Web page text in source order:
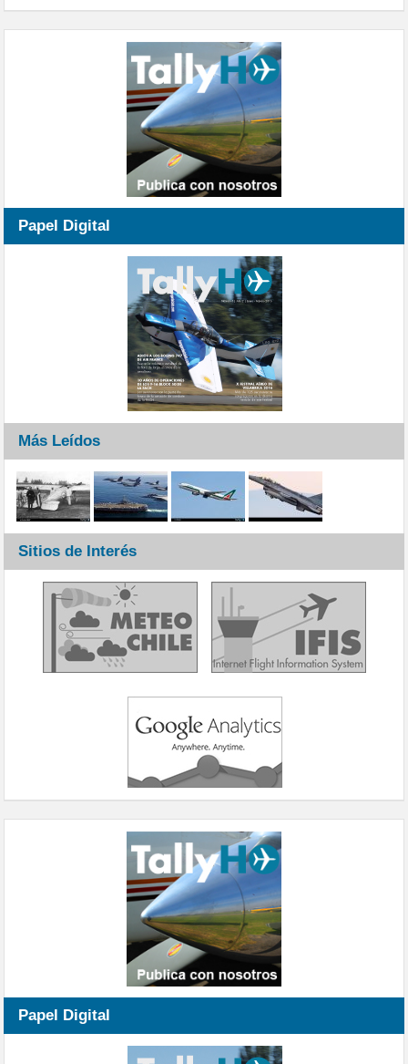
Papel Digital
Más Leídos
Sitios de Interés
Papel Digital